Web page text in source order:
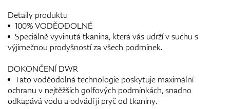
Detaily produktu
100% VODĚODOLNÉ
Speciálně vyvinutá tkanina, která vás udrží v suchu s
výjimečnou prodyšností za všech podmínek.
DOKONČENÍ DWR
Tato voděodolná technologie poskytuje maximální
ochranu v nejtěžších golfových podmínkách, snadno
odkapává vodu a odvádí ji pryč od tkaniny.